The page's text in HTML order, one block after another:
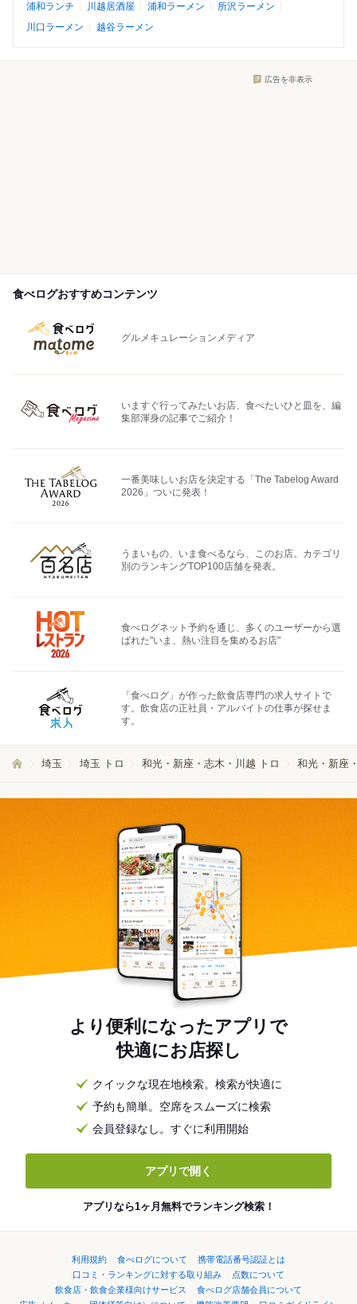
浦和ランチ
川越居酒屋 浦和ラーメン
所沢ラーメン
川口ラーメン
越谷ラーメン
広告を非表示
食べログおすすめコンテンツ
グルメキュレーションメディア
いますぐ行ってみたいお店、食べたいひと皿を、編
集部渾身の記事でご紹介！
一番美味しいお店を決定する「The Tabelog Award
2026」ついに発表！
うまいもの、いま食べるなら、このお店。カテゴリ
別のランキングTOP100店舗を発表。
食べログネット予約を通じ、多くのユーザーから選
ばれた"いま、熱い注目を集めるお店"
「食べログ」が作った飲食店専門の求人サイトで
す。飲食店の正社員・アルバイトの仕事が探せま
す。
埼玉 埼玉 トロ 和光・新座・志木・川越 トロ 和光・新座
より便利になったアプリで
快適にお店探し
クイックな現在地検索。検索が快適に
予約も簡単。空席をスムーズに検索
会員登録なし。すぐに利用開始
アプリで開く
アプリなら1ヶ月無料でランキング検索！
利用規約 食べログについて
携帯電話番号認証とは
口コミ・ランキングに対する取り組み
点数について
飲食店・飲食企業様向けサービス
食べログ店舗会員について